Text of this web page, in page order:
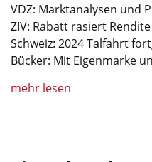
VDZ: Marktanalysen und
ZIV: Rabatt rasiert Rendite
Schweiz: 2024 Talfahrt
Bücker: Mit Eigenmarke
mehr lesen